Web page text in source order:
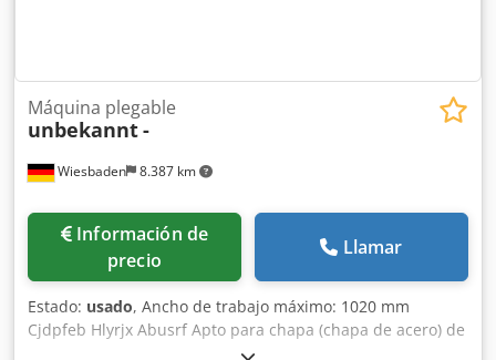
máquina idéntica (UFA 1212)
Wiesbaden 8.387 km
Máquina plegable
unbekannt-
Información de
precio
Llamar
Estado: usado, Ancho de trabajo máximo: 1020 mm
Cjdpfeb Hlyrjx Abusrf Apto para chapa (chapa de acero) de
hasta: 1 mm Espacio requerido: 1420 x 650 x 1160 mm